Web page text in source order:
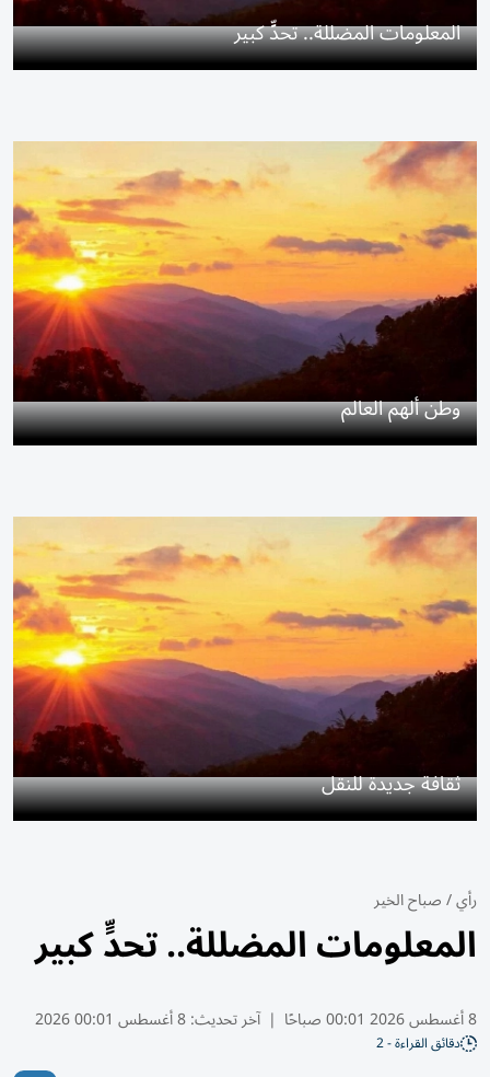
المعلومات المضللة.. تحدٍّ كبير
وطن ألهم العالم
ثقافة جديدة للنقل
رأي/صباح الخير
المعلومات المضللة.. تحدٍّ كبير
8 أغسطس 2026 00:01 صباحًا | آخر تحديث:8 أغسطس 00:01 2026
دقائق القراءة - 2